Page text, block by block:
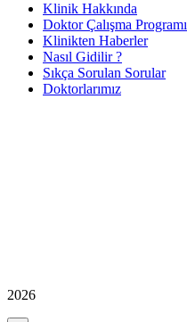
Klinik Hakkında
Doktor Çalışma Programı
Klinikten Haberler
Nasıl Gidilir ?
Sıkça Sorulan Sorular
Doktorlarımız
2026